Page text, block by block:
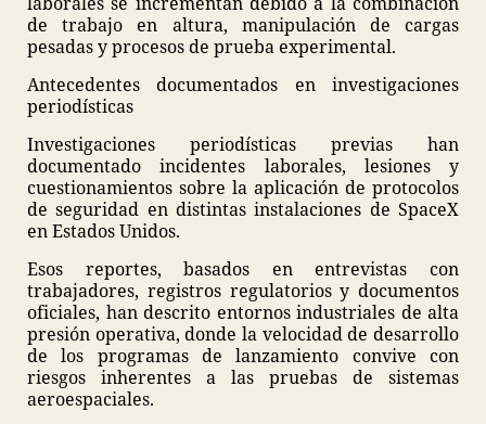
de trabajo en altura, manipulación de cargas
pesadas y procesos de prueba experimental.
Antecedentes documentados en investigaciones
periodísticas
Investigaciones periodísticas previas han
documentado incidentes laborales, lesiones y
cuestionamientos sobre la aplicación de protocolos
de seguridad en distintas instalaciones de SpaceX
en Estados Unidos.
Esos reportes, basados en entrevistas con
trabajadores, registros regulatorios y documentos
oficiales, han descrito entornos industriales de alta
presión operativa, donde la velocidad de desarrollo
de los programas de lanzamiento convive con
riesgos inherentes a las pruebas de sistemas
aeroespaciales.